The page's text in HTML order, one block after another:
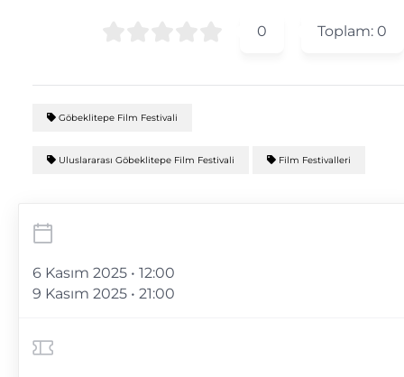
0 Toplam: 0
Göbeklitepe Film Festivali
Uluslararası Göbeklitepe Film Festivali Film Festivalleri
6 Kasım 2025 • 12:00
9 Kasım 2025 • 21:00